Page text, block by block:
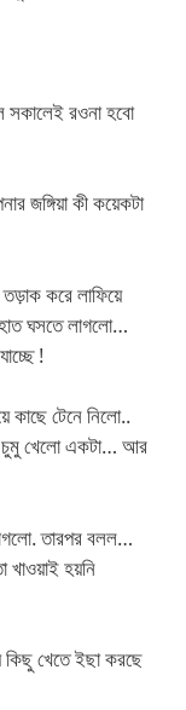
রওনা হবো
জঙ্গিয়া কী কয়েকটা
করে লাফিয়ে
হাত ঘসতে লাগলো…
!
কাছে টেনে নিলো..
চুমু খেলো একটা… আর
তারপর বলল…
হয়নি
খেতে ইছা করছে